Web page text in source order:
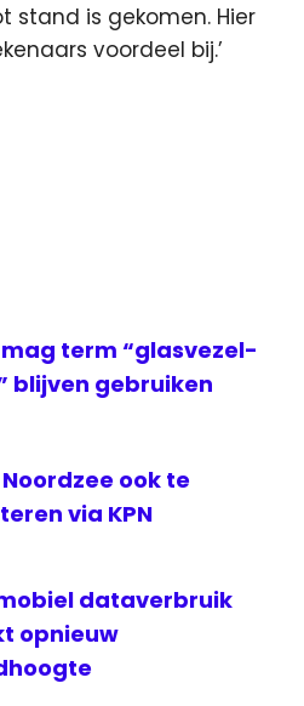
stand is gekomen. Hier
voordeel bij.’
term “glasvezel-
blijven gebruiken
ook te
via KPN
dataverbruik
opnieuw